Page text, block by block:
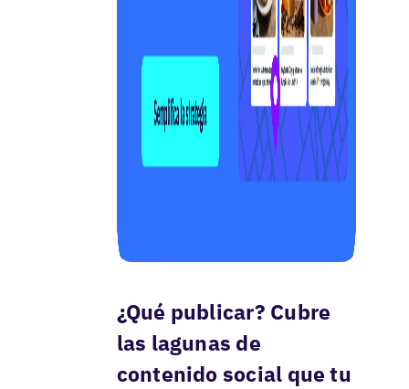
¿Qué publicar? Cubre
las lagunas de
contenido social que tu